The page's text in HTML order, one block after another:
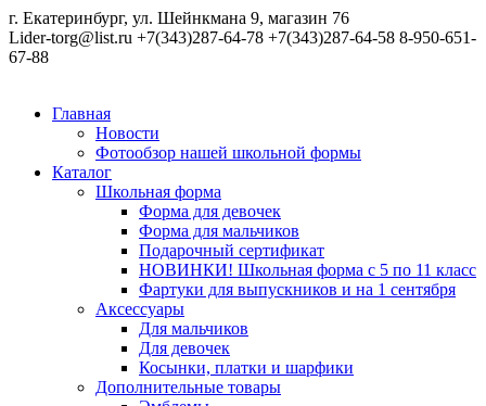
г. Екатеринбург, ул. Шейнкмана 9, магазин 76
Lider-torg@list.ru +7(343)287-64-78 +7(343)287-64-58 8-950-651-
67-88
Главная
Новости
Фотообзор нашей школьной формы
Каталог
Школьная форма
Форма для девочек
Форма для мальчиков
Подарочный сертификат
НОВИНКИ! Школьная форма с 5 по 11 класс
Фартуки для выпускников и на 1 сентября
Аксессуары
Для мальчиков
Для девочек
Косынки, платки и шарфики
Дополнительные товары